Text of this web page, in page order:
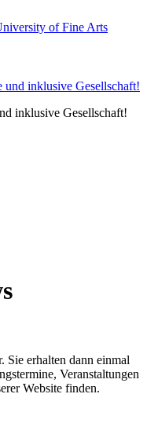
inklusive Gesellschaft!
Sie erhalten dann einmal
Veranstaltungen
Website finden.